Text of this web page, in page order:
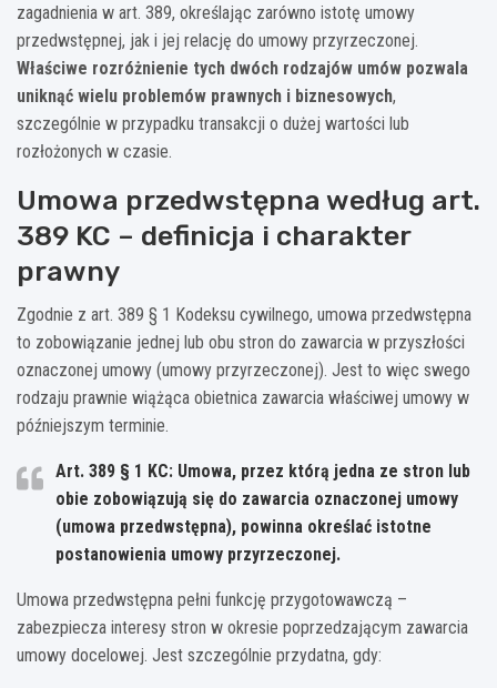
zagadnienia w art. 389, określając zarówno istotę umowy
przedwstępnej, jak i jej relację do umowy przyrzeczonej.
Właściwe rozróżnienie tych dwóch rodzajów umów pozwala
uniknąć wielu problemów prawnych i biznesowych,
szczególnie w przypadku transakcji o dużej wartości lub
rozłożonych w czasie.
Umowa przedwstępna według art.
389 KC – definicja i charakter
prawny
Zgodnie z art. 389 § 1 Kodeksu cywilnego, umowa przedwstępna
to zobowiązanie jednej lub obu stron do zawarcia w przyszłości
oznaczonej umowy (umowy przyrzeczonej). Jest to więc swego
rodzaju prawnie wiążąca obietnica zawarcia właściwej umowy w
późniejszym terminie.
Art. 389 § 1 KC: Umowa, przez którą jedna ze stron lub
obie zobowiązują się do zawarcia oznaczonej umowy
(umowa przedwstępna), powinna określać istotne
postanowienia umowy przyrzeczonej.
Umowa przedwstępna pełni funkcję przygotowawczą –
zabezpiecza interesy stron w okresie poprzedzającym zawarcia
umowy docelowej. Jest szczególnie przydatna, gdy: